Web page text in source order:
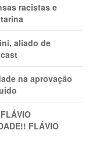
racistas e
aliado de
na aprovação
FLÁVIO